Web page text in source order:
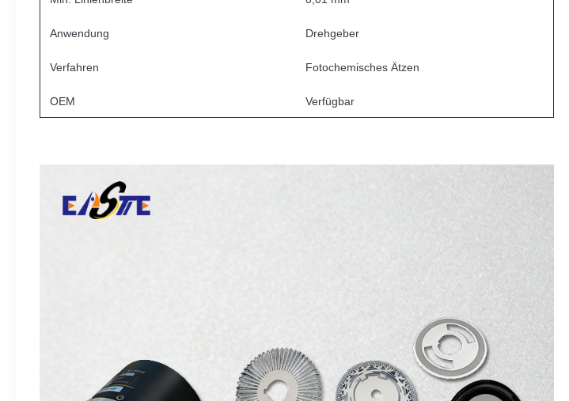
Anwendung Drehgeber
Verfahren Fotochemisches Ätzen
OEM Verfügbar